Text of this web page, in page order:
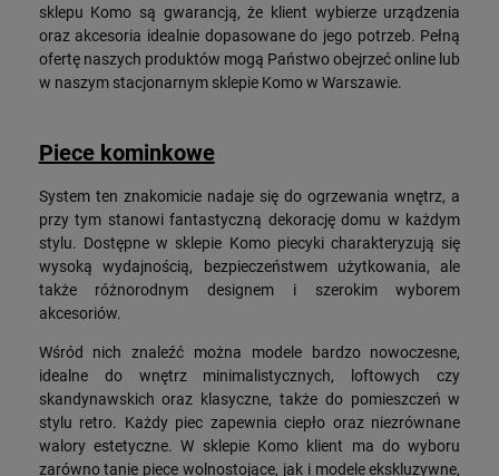
sklepu Komo są gwarancją, że klient wybierze urządzenia
oraz akcesoria idealnie dopasowane do jego potrzeb. Pełną
ofertę naszych produktów mogą Państwo obejrzeć online lub
w naszym stacjonarnym sklepie Komo w Warszawie.
Piece kominkowe
System ten znakomicie nadaje się do ogrzewania wnętrz, a
przy tym stanowi fantastyczną dekorację domu w każdym
stylu. Dostępne w sklepie Komo piecyki charakteryzują się
wysoką wydajnością, bezpieczeństwem użytkowania, ale
także różnorodnym designem i szerokim wyborem
akcesoriów.
Wśród nich znaleźć można modele bardzo nowoczesne,
idealne do wnętrz minimalistycznych, loftowych czy
skandynawskich oraz klasyczne, także do pomieszczeń w
stylu retro. Każdy piec zapewnia ciepło oraz niezrównane
walory estetyczne. W sklepie Komo klient ma do wyboru
zarówno tanie piece wolnostojące, jak i modele ekskluzywne,